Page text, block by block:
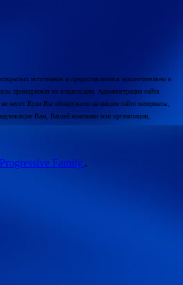
источников и предоставляются исключительно в
принадлежат их владельцам. Администрация сайта
не несет. Если Вы обнаружили на нашем сайте материалы,
Вам, Вашей компании или организации,
Progressive Family..